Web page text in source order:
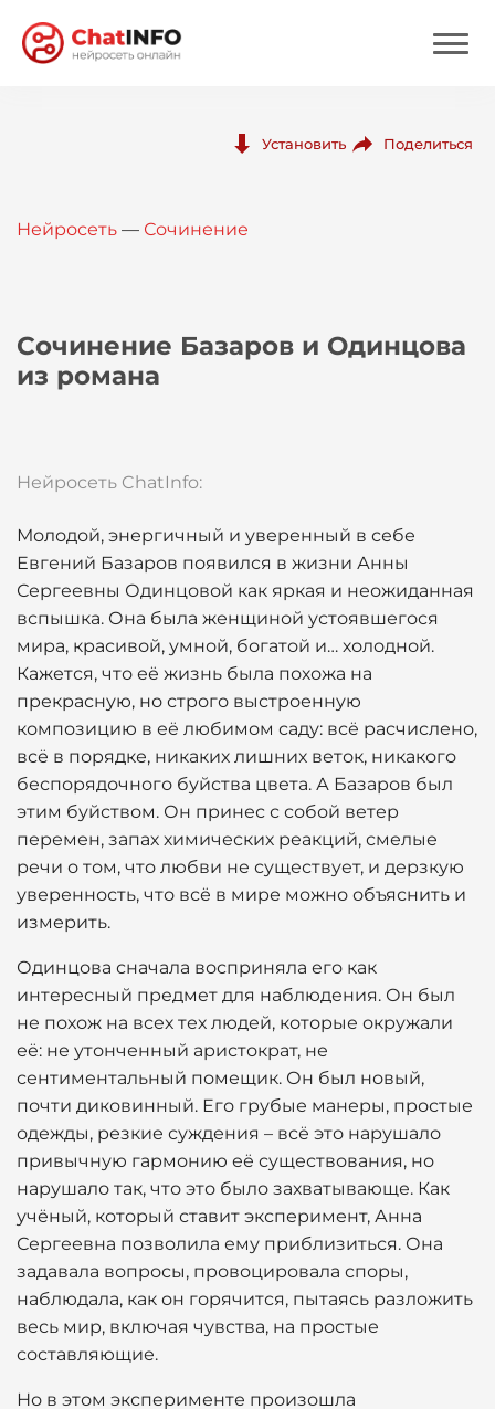
Вход
Установить Поделиться
Нейросеть — Сочинение
Сочинение Базаров и Одинцова
из романа
Нейросеть ChatInfo:
Молодой, энергичный и уверенный в себе
Евгений Базаров появился в жизни Анны
Сергеевны Одинцовой как яркая и неожиданная
вспышка. Она была женщиной устоявшегося
мира, красивой, умной, богатой и… холодной.
Кажется, что её жизнь была похожа на
прекрасную, но строго выстроенную
композицию в её любимом саду: всё расчислено,
всё в порядке, никаких лишних веток, никакого
беспорядочного буйства цвета. А Базаров был
этим буйством. Он принес с собой ветер
перемен, запах химических реакций, смелые
речи о том, что любви не существует, и дерзкую
уверенность, что всё в мире можно объяснить и
измерить.
Одинцова сначала восприняла его как
интересный предмет для наблюдения. Он был
не похож на всех тех людей, которые окружали
её: не утонченный аристократ, не
сентиментальный помещик. Он был новый,
почти диковинный. Его грубые манеры, простые
одежды, резкие суждения – всё это нарушало
привычную гармонию её существования, но
нарушало так, что это было захватывающе. Как
учёный, который ставит эксперимент, Анна
Сергеевна позволила ему приблизиться. Она
задавала вопросы, провоцировала споры,
наблюдала, как он горячится, пытаясь разложить
весь мир, включая чувства, на простые
составляющие.
Но в этом эксперименте произошла